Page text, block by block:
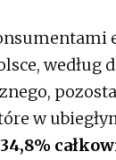
według
w